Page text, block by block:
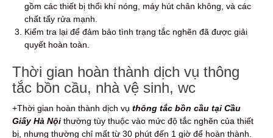
gồm các thiết bị thổi khí nóng, máy hút chân không, và các
chất tẩy rửa mạnh.
Kiểm tra lại để đảm bảo tình trạng tắc nghẽn đã được giải
quyết hoàn toàn.
Thời gian hoàn thành dịch vụ thông
tắc bồn cầu, nhà vệ sinh, wc
+Thời gian hoàn thành dịch vụ thông tắc bồn cầu tại Cầu
Giấy Hà Nội thường tùy thuộc vào mức độ tắc nghẽn của thiết
bị, nhưng thường chỉ mất từ 30 phút đến 1 giờ để hoàn thành.